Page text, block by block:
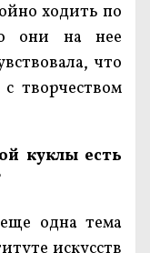
ходить по
они на нее
что
творчеством
куклы есть
одна тема